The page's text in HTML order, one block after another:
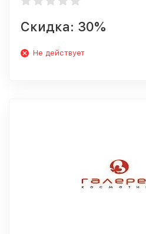
Скидка: 30%
Не действует